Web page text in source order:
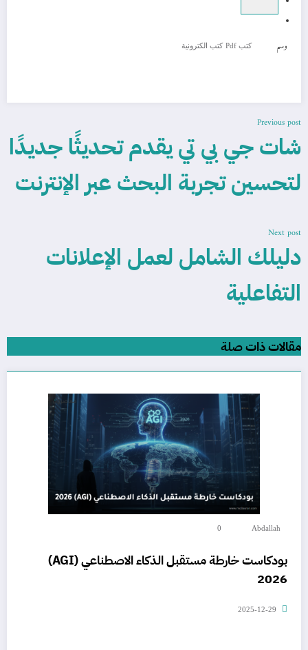
وسم كتب Pdf كتب الكترونية
Previous post
شات جي بي تي يقدم تحديثًا جديدًا
لتحسين تجربة البحث عبر الإنترنت
Next post
دليلك الشامل لعمل الإعلانات
التفاعلية
مقالات ذات صلة
Abdallah
0
بودكاست خارطة مستقبل الذكاء الاصطناعي (AGI)
2026
2025-12-29